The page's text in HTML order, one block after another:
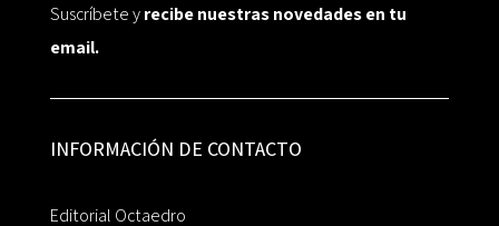
Suscríbete yrecibe nuestras novedades en tu
email.
INFORMACIÓN DE CONTACTO
Editorial Octaedro